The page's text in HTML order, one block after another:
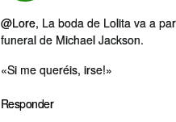
@Lore, La boda de Lolita va a
funeral de Michael Jackson.
«Si me queréis, irse!»
Responder